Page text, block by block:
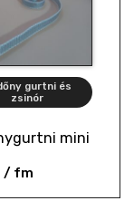
gurtni és
zsinór
mini
/ fm